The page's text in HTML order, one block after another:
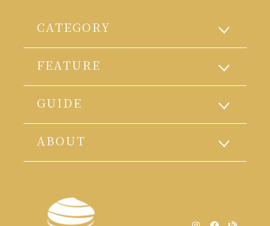
CATEGORY
FEATURE
GUIDE
ABOUT